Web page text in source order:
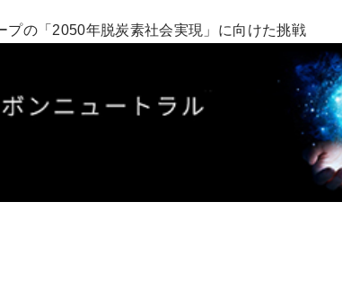
プの「2050年脱炭素社会実現」に向けた挑戦